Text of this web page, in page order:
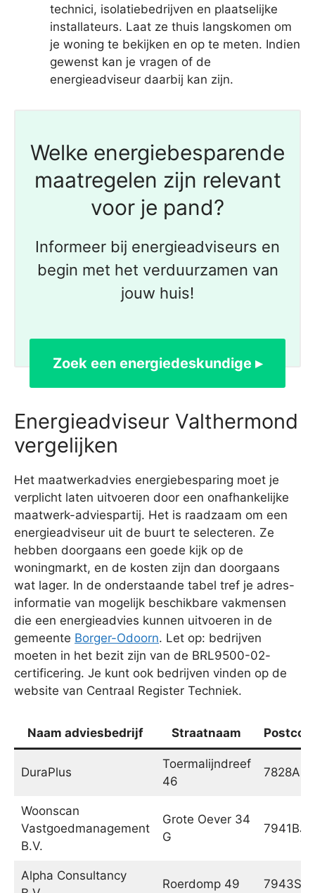
technici, isolatiebedrijven en plaatselijke
installateurs. Laat ze thuis langskomen om
je woning te bekijken en op te meten. Indien
gewenst kan je vragen of de
energieadviseur daarbij kan zijn.
Welke energiebesparende
maatregelen zijn relevant
voor je pand?
Informeer bij energieadviseurs en
begin met het verduurzamen van
jouw huis!
Zoek een energiedeskundige ▸
Energieadviseur Valthermond
vergelijken
Het maatwerkadvies energiebesparing moet je
verplicht laten uitvoeren door een onafhankelijke
maatwerk-adviespartij. Het is raadzaam om een
energieadviseur uit de buurt te selecteren. Ze
hebben doorgaans een goede kijk op de
woningmarkt, en de kosten zijn dan doorgaans
wat lager. In de onderstaande tabel tref je adres-
informatie van mogelijk beschikbare vakmensen
die een energieadvies kunnen uitvoeren in de
gemeente Borger-Odoorn. Let op: bedrijven
moeten in het bezit zijn van de BRL9500-02-
certificering. Je kunt ook bedrijven vinden op de
website van Centraal Register Techniek.
Naam adviesbedrijf Straatnaam
DuraPlus
Toermalijndreef
46
7828AS
Woonscan
Vastgoedmanagement
B.V.
Grote Oever 34
G
7941BJ
Alpha Consultancy
Roerdomp 49 7943SN